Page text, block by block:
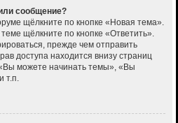
сообщение?
щёлкните по кнопке «Новая тема».
щёлкните по кнопке «Ответить».
прежде чем отправить
доступа находится внизу страниц
можете начинать темы», «Вы
т.п.